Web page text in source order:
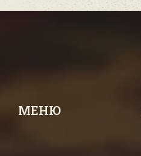
МЕНЮ